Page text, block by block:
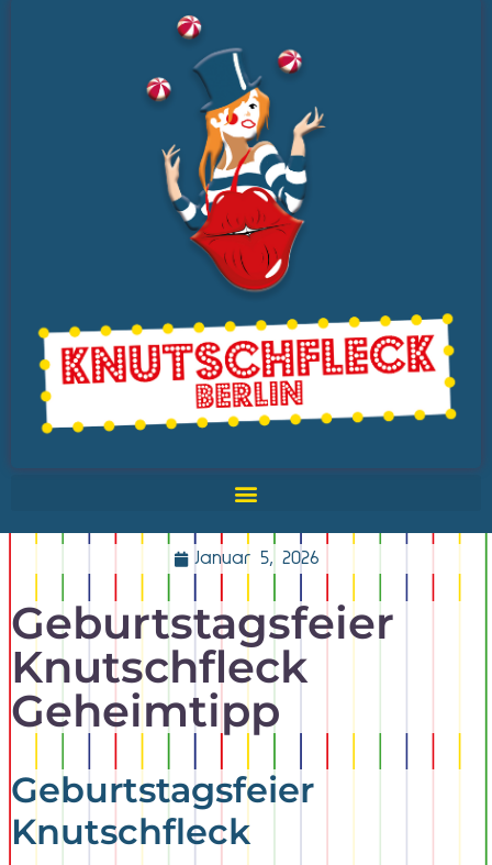
Januar 5, 2026
Geburtstagsfeier
Knutschfleck
Geheimtipp
Geburtstagsfeier
Knutschfleck